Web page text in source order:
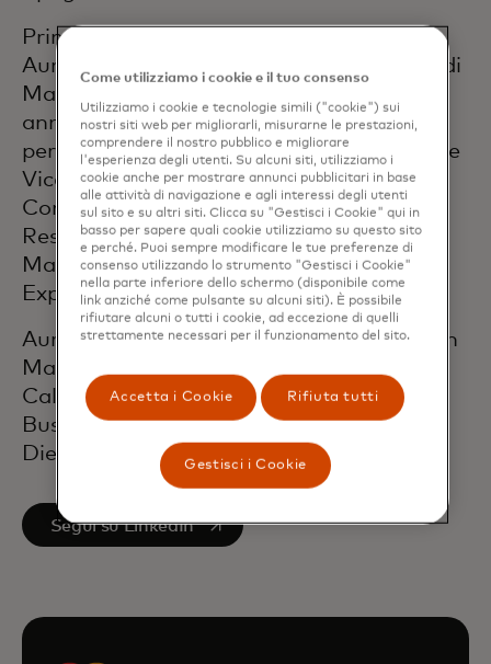
Prima di passare a Telefónica,
Aurrecoechea è stata Country manager di
Mastercard Spagna e Portogallo per due
anni e mezzo. In precedenza, ha lavorato
per quattro anni presso Visa Europe come
Vicepresidente senior della divisione
Consulting, per otto anni e mezzo come
Responsabile dei pagamenti presso Caja
Madrid e per dieci anni presso American
Express.
Aurrecoechea ha conseguito una laurea in
Matematica presso l'Università della
California, San Diego, e un Master in
Business Administration presso la San
Diego State University.
Segui su LinkedIn
si apre in una nuova scheda
Come utilizziamo i cookie e il tuo consenso
Utilizziamo i cookie e tecnologie simili ("cookie") sui
nostri siti web per migliorarli, misurarne le prestazioni,
comprendere il nostro pubblico e migliorare
l'esperienza degli utenti. Su alcuni siti, utilizziamo i
cookie anche per mostrare annunci pubblicitari in base
alle attività di navigazione e agli interessi degli utenti
sul sito e su altri siti. Clicca su "Gestisci i Cookie" qui in
basso per sapere quali cookie utilizziamo su questo sito
e perché. Puoi sempre modificare le tue preferenze di
consenso utilizzando lo strumento "Gestisci i Cookie"
nella parte inferiore dello schermo (disponibile come
link anziché come pulsante su alcuni siti). È possibile
rifiutare alcuni o tutti i cookie, ad eccezione di quelli
strettamente necessari per il funzionamento del sito.
Accetta i Cookie Rifiuta tutti
Gestisci i Cookie